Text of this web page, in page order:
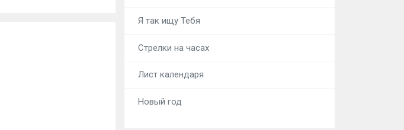
Я так ищу Тебя
Стрелки на часах
Лист календаря
Новый год